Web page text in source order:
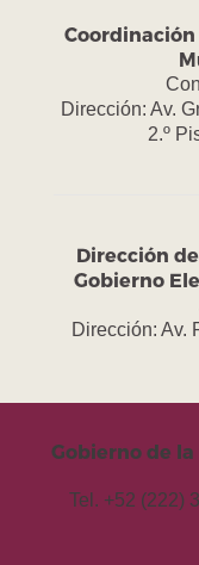
Dirección: Av.
2.º
Dirección
Gobierno
Dirección: Av.
Gobierno de
Tel. +52 (222)